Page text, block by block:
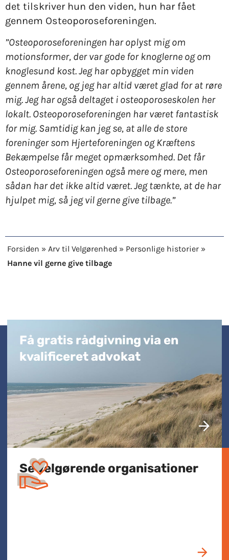
det tilskriver hun den viden, hun har fået
gennem Osteoporoseforeningen.
”Osteoporoseforeningen har oplyst mig om
motionsformer, der var gode for knoglerne og om
knoglesund kost. Jeg har opbygget min viden
gennem årene, og jeg har altid været glad for at røre
mig. Jeg har også deltaget i osteoporoseskolen her
lokalt. Osteoporoseforeningen har været fantastisk
for mig. Samtidig kan jeg se, at alle de store
foreninger som Hjerteforeningen og Kræftens
Bekæmpelse får meget opmærksomhed. Det får
Osteoporoseforeningen også mere og mere, men
sådan har det ikke altid været. Jeg tænkte, at de har
hjulpet mig, så jeg vil gerne give tilbage.”
Forsiden » Arv til Velgørenhed » Personlige historier »
Hanne vil gerne give tilbage​
Få gratis rådgivning via en
kvalificeret advokat​
Se velgørende organisationer​